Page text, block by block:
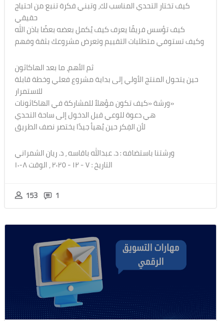
كيف تختار التحدي المناسب لك، وتبني فكرة تنبع من احتياج
حقيقي
كيف تؤسس فريقًا يعرف كيف يُكمل بعضه بعضًا باذن الله
وكيف تستوفي متطلبات التقييم وتعرض مشروعك بثقة وفهم
ثم الأهم، ما بعد الهاكاثون
حين يتحول المنتج الأولي إلى بداية مشروع فعلي وخطة قابلة
للاستمرار
ورشة «كيف تكون مؤهلاً للمشاركة في الهاكاثونات»
هي دعوة للوعي قبل الدخول إلى ساحة التحدي
لأن الفِكر حين يُهيأ جيدًا يختصر نصف الطريق
ورشتنا باستضافه : د. عبدالله باقاسه ، د. ريان الشمراني
التاريخ : ٧ - ١٢ - ٢٠٢٥ ، الوقت ٨-١٠
153 1